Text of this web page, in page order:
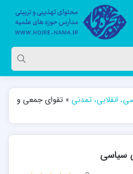
انقلابی، تمدنی » تقوای جمعی و
سیاسی